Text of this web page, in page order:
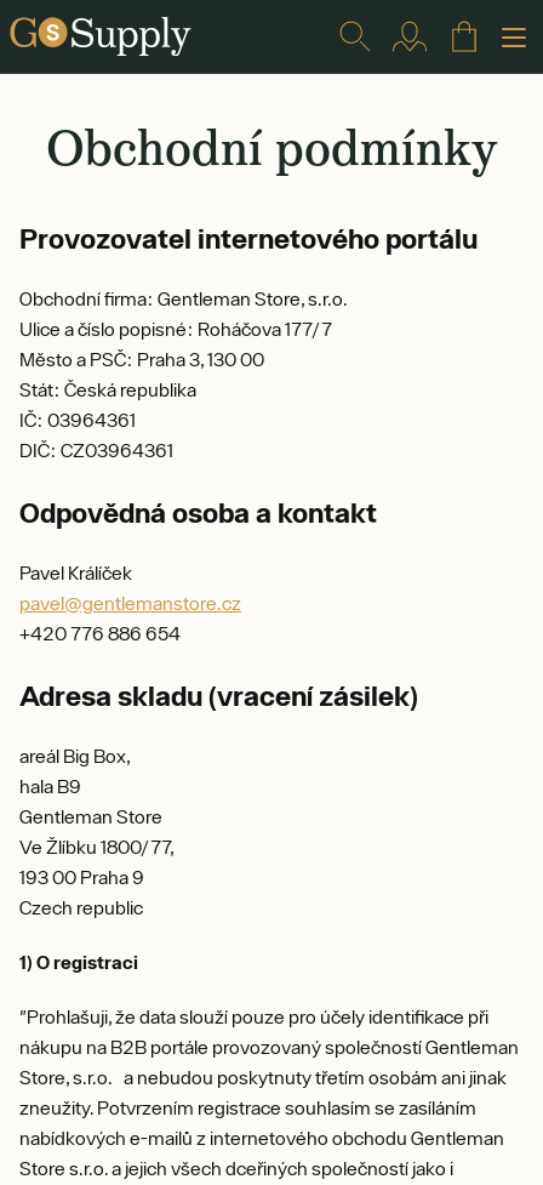
Obchodní podmínky
Provozovatel internetového portálu
Obchodní firma: Gentleman Store, s.r.o.
Ulice a číslo popisné: Roháčova 177/7
Město a PSČ: Praha 3, 130 00
Stát: Česká republika
IČ: 03964361
DIČ: CZ03964361
Odpovědná osoba a kontakt
Pavel Králíček
pavel@gentlemanstore.cz
+420 776 886 654
Adresa skladu (vracení zásilek)
areál Big Box,
hala B9
Gentleman Store
Ve Žlíbku 1800/77,
193 00 Praha 9
Czech republic
1) O registraci
"Prohlašuji, že data slouží pouze pro účely identifikace při
nákupu na B2B portále provozovaný společností Gentleman
Store, s.r.o. a nebudou poskytnuty třetím osobám ani jinak
zneužity. Potvrzením registrace souhlasím se zasíláním
nabídkových e-mailů z internetového obchodu Gentleman
Store s.r.o. a jejich všech dceřiných společností jako i